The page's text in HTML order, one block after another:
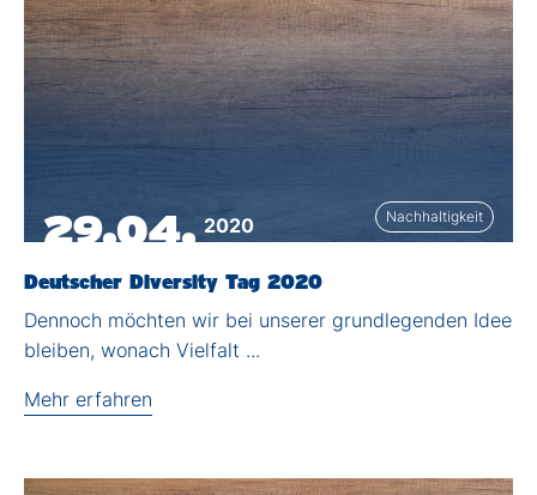
29.04. 2020 Nachhaltigkeit
Deutscher Diversity Tag 2020
Dennoch möchten wir bei unserer grundlegenden Idee
bleiben, wonach Vielfalt ...
Mehr erfahren